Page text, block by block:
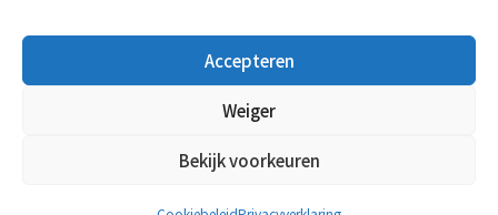
Accepteren
Weiger
Bekijk voorkeuren
Instagram
Facebook
LinkedIn